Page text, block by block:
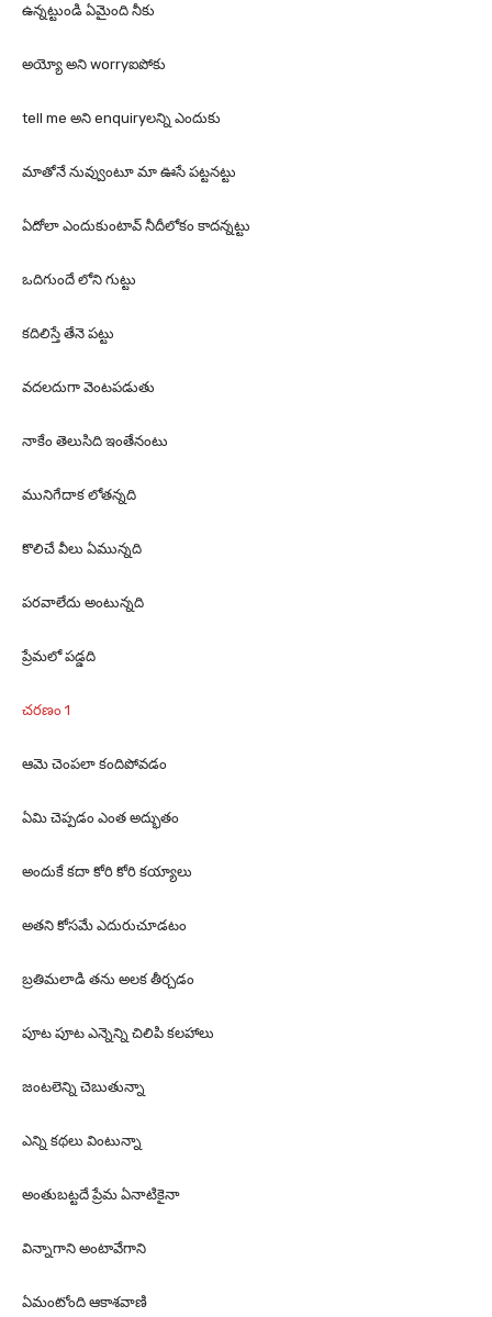
ఉన్నట్టుండి ఏమైంది నీకు
అయ్యో అని worryఐపోకు
tell me అని enquiryలన్ని ఎందుకు
మాతోనే నువ్వుంటూ మా ఊసే పట్టనట్టు
ఏదోలా ఎందుకుంటావ్ నీదీలోకం కాదన్నట్టు
ఒదిగుందే లోని గుట్టు
కదిలిస్తే తేనె పట్టు
వదలదుగా వెంటపడుతు
నాకేం తెలుసిది ఇంతేనంటు
మునిగేదాక లోతన్నది
కొలిచే వీలు ఏమున్నది
పరవాలేదు అంటున్నది
ప్రేమలో పడ్డది
చరణం 1
ఆమె చెంపలా కందిపోవడం
ఏమి చెప్పడం ఎంత అద్భుతం
అందుకే కదా కోరి కోరి కయ్యాలు
అతని కోసమే ఎదురుచూడటం
బ్రతిమలాడి తను అలక తీర్చడం
పూట పూట ఎన్నెన్ని చిలిపి కలహాలు
జంటలెన్ని చెబుతున్నా
ఎన్ని కథలు వింటున్నా
అంతుబట్టదే ప్రేమ ఏనాటికైనా
విన్నాగాని అంటావేగాని
ఏమంటోంది ఆకాశవాణి